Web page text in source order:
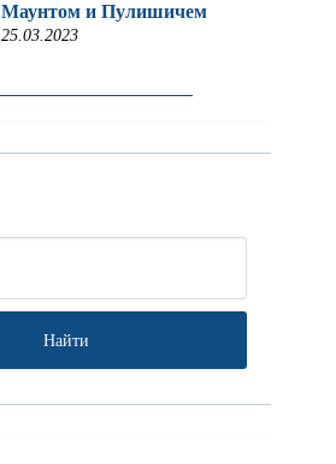
Маунтом и Пулишичем
25.03.2023